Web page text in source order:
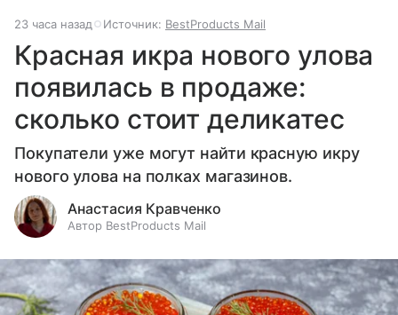
23 часа назад Источник: BestProducts Mail
Красная икра нового улова
появилась в продаже:
сколько стоит деликатес
Покупатели уже могут найти красную икру
нового улова на полках магазинов.
Анастасия Кравченко
Автор BestProducts Mail